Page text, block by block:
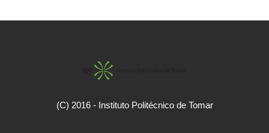
(C) 2016 - Instituto Politécnico de Tomar